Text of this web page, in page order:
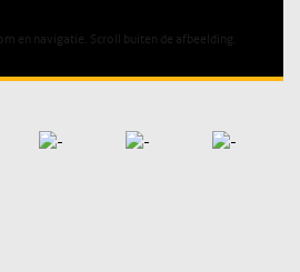
en navigatie. Scroll buiten de afbeelding.